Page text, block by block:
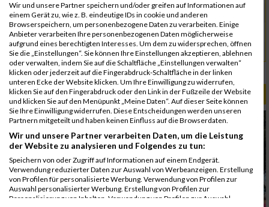
5146
Herold
00:56:27.8
5092
Kürkaya
00:56:58.4
5143
Ulus
00:56:58.8
Rang:54.
ALBUM B2RUN MÜNCHEN / 15.07.2026
Wir und unsere Partner speichern und/oder greifen auf Informationen auf
einem Gerät zu, wie z. B. eindeutige IDs in cookie und anderen
Browserspeichern, um personenbezogene Daten zu verarbeiten. Einige
Anbieter verarbeiten Ihre personenbezogenen Daten möglicherweise
aufgrund eines berechtigten Interesses. Um dem zu widersprechen, öffnen
Sie die „Einstellungen“. Sie können Ihre Einstellungen akzeptieren, ablehnen
oder verwalten, indem Sie auf die Schaltfläche „Einstellungen verwalten“
klicken oder jederzeit auf die Fingerabdruck-Schaltfläche in der linken
unteren Ecke der Website klicken. Um Ihre Einwilligung zu widerrufen,
klicken Sie auf den Fingerabdruck oder den Link in der Fußzeile der Website
und klicken Sie auf den Menüpunkt „Meine Daten“. Auf dieser Seite können
Sie Ihre Einwilligung widerrufen. Diese Entscheidungen werden unseren
Partnern mitgeteilt und haben keinen Einfluss auf die Browserdaten.
Wir und unsere Partner verarbeiten Daten, um die Leistung
der Website zu analysieren und Folgendes zu tun:
Speichern von oder Zugriff auf Informationen auf einem Endgerät.
Verwendung reduzierter Daten zur Auswahl von Werbeanzeigen. Erstellung
von Profilen für personalisierte Werbung. Verwendung von Profilen zur
Auswahl personalisierter Werbung. Erstellung von Profilen zur
Personalisierung von Inhalten. Verwendung von Profilen zur Auswahl